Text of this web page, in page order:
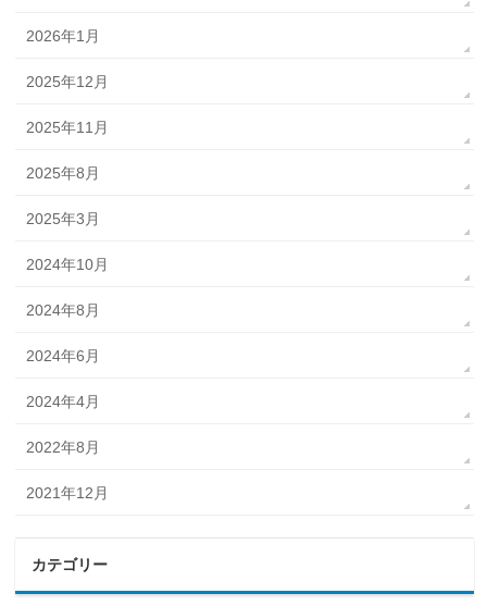
2026年1月
2025年12月
2025年11月
2025年8月
2025年3月
2024年10月
2024年8月
2024年6月
2024年4月
2022年8月
2021年12月
カテゴリー